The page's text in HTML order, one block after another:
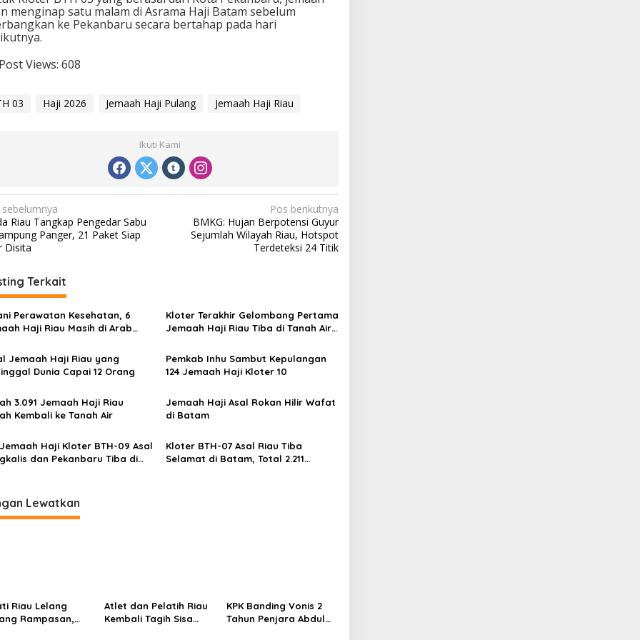
menginap satu malam di Asrama Haji Batam sebelum
ke Pekanbaru secara bertahap pada hari
Post Views: 608
03 Haji 2026 Jemaah Haji Pulang Jemaah Haji Riau
Ikuti Kami
sebelumnya
Riau Tangkap Pengedar Sabu
Panger, 21 Paket Siap
Disita
Pos berikutnya
BMKG: Hujan Berpotensi Guyur
Sejumlah Wilayah Riau, Hotspot
Terdeteksi 24 Titik
Terkait
Perawatan Kesehatan, 6
Haji Riau Masih di Arab
Kloter Terakhir Gelombang Pertama
Jemaah Haji Riau Tiba di Tanah Air,
Jemaah Haji Riau yang
Dunia Capai 12 Orang
Pemkab Inhu Sambut Kepulangan
124 Jemaah Haji Kloter 10
3.091 Jemaah Haji Riau
Kembali ke Tanah Air
Jemaah Haji Asal Rokan Hilir Wafat
di Batam
Haji Kloter BTH-09 Asal
dan Pekanbaru Tiba di
Kloter BTH-07 Asal Riau Tiba
Selamat di Batam, Total 2.211
Lewatkan
Riau Lelang
Rampasan,
Atlet dan Pelatih Riau
Kembali Tagih Sisa
KPK Banding Vonis 2
Tahun Penjara Abdul